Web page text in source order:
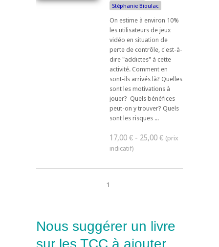
Stéphanie Bioulac
On estime à environ 10%
les utilisateurs de jeux
vidéo en situation de
perte de contrôle, c'est-à-
dire "addictes" à cette
activité. Comment en
sont-ils arrivés là? Quelles
sont les motivations à
jouer? Quels bénéfices
peut-on y trouver? Quels
sont les risques ...
17,00 € - 25,00 €
1
Nous suggérer un livre
sur les TCC à ajouter